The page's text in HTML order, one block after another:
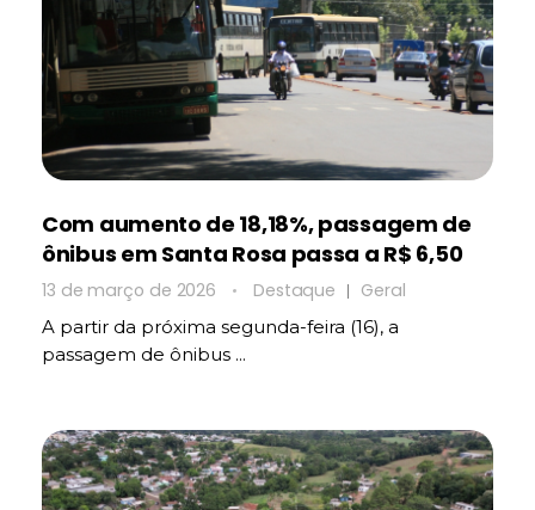
Com aumento de 18,18%, passagem de
ônibus em Santa Rosa passa a R$ 6,50
13 de março de 2026 Destaque Geral
A partir da próxima segunda-feira (16), a
passagem de ônibus ...